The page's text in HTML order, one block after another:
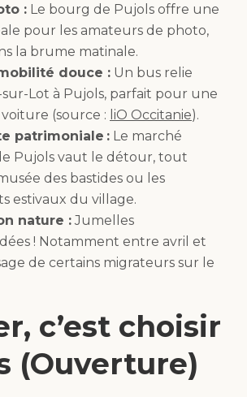
: Le bourg de Pujols offre une
pour les amateurs de photo,
la brume matinale.
douce : Un bus relie
Lot à Pujols, parfait pour une
(source : liO Occitanie).
patrimoniale : Le marché
Pujols vaut le détour, tout
des bastides ou les
estivaux du village.
nature :Jumelles
! Notamment entre avril et
de certains migrateurs sur le
c’est choisir
(Ouverture)